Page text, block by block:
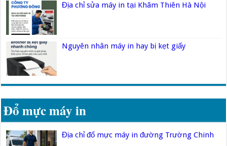
Địa chỉ sửa máy in tại Khâm Thiên Hà Nội
Nguyên nhân máy in hay bị kẹt giấy
Đổ mực máy in
Địa chỉ đổ mực máy in đường Trường Chinh